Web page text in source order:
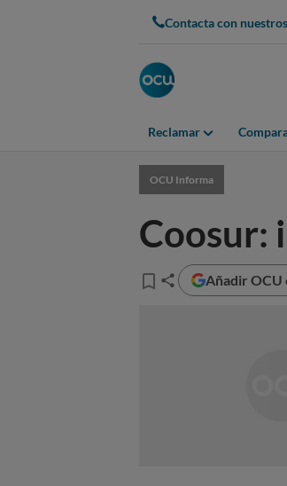
Contacta con
Reclamar
OCU Informa
Coosur:
Añadir OCU